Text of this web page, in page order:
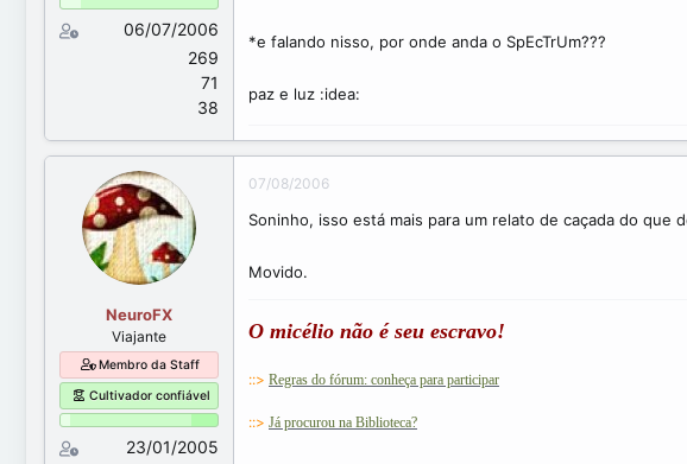
06/07/2006
269
71
38
*e falando nisso, por onde anda o SpEcTrUm???
paz e luz :idea:
NeuroFX
Viajante
Membro da Staff
Cultivador confiável
23/01/2005
07/08/2006
Soninho, isso está mais para um relato de caçada do que
Movido.
O micélio não é seu escravo!
::> Regras do fórum: conheça para participar
::> Já procurou na Biblioteca?